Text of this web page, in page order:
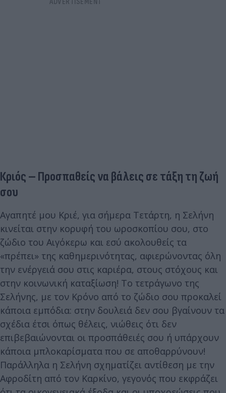
Κριός – Προσπαθείς να βάλεις σε τάξη τη ζωή
σου
Αγαπητέ μου Κριέ, για σήμερα Τετάρτη, η Σελήνη
κινείται στην κορυφή του ωροσκοπίου σου, στο
ζώδιο του Αιγόκερω και εσύ ακολουθείς τα
«πρέπει» της καθημερινότητας, αφιερώνοντας όλη
την ενέργειά σου στις καριέρα, στους στόχους και
στην κοινωνική καταξίωση! Το τετράγωνο της
Σελήνης, με τον Κρόνο από το ζώδιο σου προκαλεί
κάποια εμπόδια: στην δουλειά δεν σου βγαίνουν τα
σχέδια έτσι όπως θέλεις, νιώθεις ότι δεν
επιβεβαιώνονται οι προσπάθειές σου ή υπάρχουν
κάποια μπλοκαρίσματα που σε αποθαρρύνουν!
Παράλληλα η Σελήνη σχηματίζει αντίθεση με την
Αφροδίτη από τον Καρκίνο, γεγονός που εκφράζει